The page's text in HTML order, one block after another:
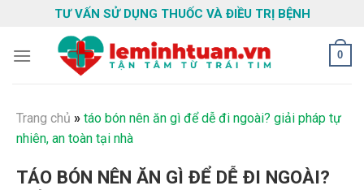
content
TƯ VẤN SỬ DỤNG THUỐC VÀ ĐIỀU TRỊ BỆNH
0
Trang chủ » táo bón nên ăn gì để dễ đi ngoài? giải pháp tự
nhiên, an toàn tại nhà
TÁO BÓN NÊN ĂN GÌ ĐỂ DỄ ĐI NGOÀI?